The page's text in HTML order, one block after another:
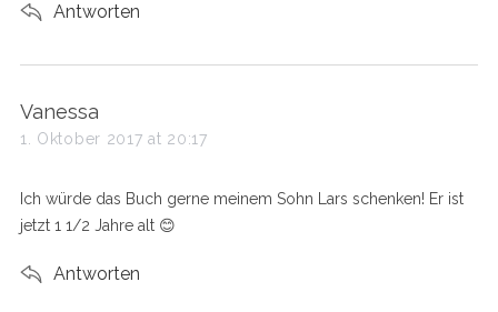
Antworten
s
a
s
:
Vanessa
1. Oktober 2017 at 20:17
Ich würde das Buch gerne meinem Sohn Lars schenken! Er ist
jetzt 1 1/2 Jahre alt 😊
Antworten